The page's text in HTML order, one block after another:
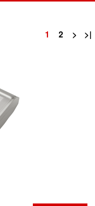
1 2 > >|